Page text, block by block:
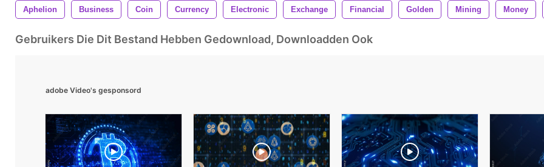
Aphelion Business Coin Currency Electronic Exchange Financial Golden Mining Money
Gebruikers Die Dit Bestand Hebben Gedownload, Downloadden Ook
adobe Video's gesponsord